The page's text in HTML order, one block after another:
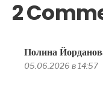
2
Полина
05.06.2026 в 14:57